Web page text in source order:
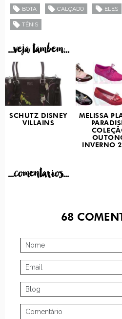
BOTA CALÇADO ELES
TÊNIS
...veja tambem...
SCHUTZ DISNEY
VILLAINS
MELISSA
INVERNO
...comentarios...
68